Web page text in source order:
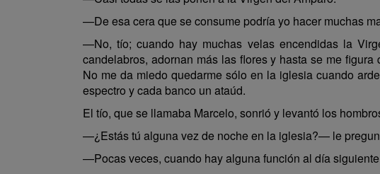
—De esa cera que se consume podría yo hacer muchas
—No, tío; cuando hay muchas velas encendidas la
candelabros, adornan más las flores y hasta se me
No me da miedo quedarme sólo en la iglesia cuando
espectro y cada banco un ataúd.
El tío, que se llamaba Marcelo, sonrió y levantó los
—¿Estás tú alguna vez de noche en la iglesia?— le
—Pocas veces, cuando hay alguna función al día